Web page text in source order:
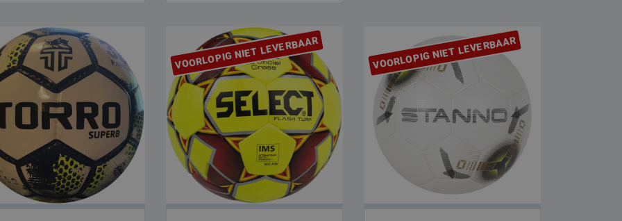
VOORLOPIG NIET LEVERBAAR VOORLOPIG NIET LEVERBAAR